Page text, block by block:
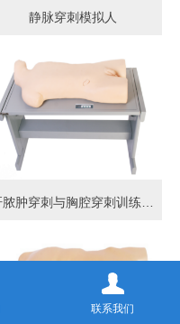
静脉穿刺模拟人
联系我们